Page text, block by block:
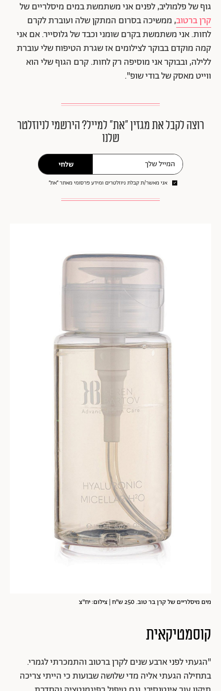
גוף של פלמוליב, לפנים אני משתמשת במים מיסלריים של
קרן ברטוב, ממשיכה בסרום המתקן שלה ועוברת לקרם
לחות. אני משתמשת בקרם שומני וכבד של גלוסייר. אם אני
קמה מוקדם בבוקר לצילומים אז שגרת הטיפוח שלי עוברת
ללילה, ובבוקר אני מוסיפה רק לחות. קרם הגוף שלי הוא
ווייט מאסק של בודי שופ".
רוצה לקבל את מגזין ״את״ למייל? הירשמי לניוזלטר
שלנו
שלחי
אני מאשר/ת קבלת ניוזלטרים ומידע פרסומי מאתר ״את״
מים מיסלריים של קרן בר טוב. 250 ש"ח | צילום: יח"צ
קוסמטיקאית
"הגעתי לפני ארבע שנים לקרן ברטוב והתמכרתי לגמרי.
בתחילה הגעתי אליה מדי שלושה שבועות כי הייתי צריכה